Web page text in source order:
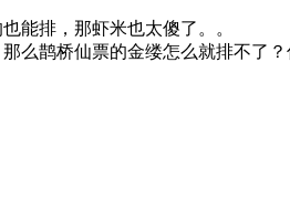
能排，那虾米也太傻了。。
么鹊桥仙票的金缕怎么就排不了？